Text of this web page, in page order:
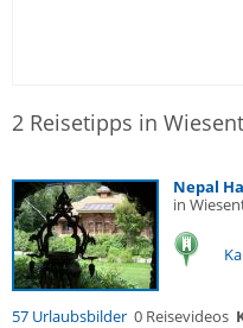
2 Reisetipps in Wiesent
Nepal
in
57 Urlaubsbilder 0 Reisevideos